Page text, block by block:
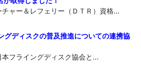
ャー＆レフェリー（ＤＴＲ）資格...
ディスクの普及推進についての連携協
フライングディスク協会と...